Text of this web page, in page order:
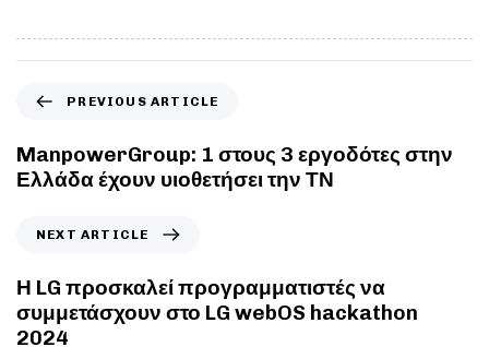
PREVIOUS ARTICLE
ManpowerGroup: 1 στους 3 εργοδότες στην
Ελλάδα έχουν υιοθετήσει την ΤΝ
NEXT ARTICLE
Η LG προσκαλεί προγραμματιστές να
συμμετάσχουν στο LG webOS hackathon
2024